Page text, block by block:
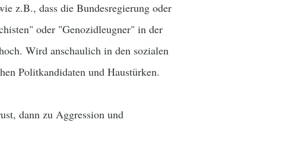
z.B., dass die Bundesregierung oder
oder "Genozidleugner" in der
Wird anschaulich in den sozialen
Politkandidaten und Haustürken.
dann zu Aggression und